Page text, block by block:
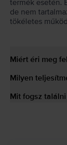
termék esetén.
de nem
tökéletes
Miért éri meg
Milyen
Mit fogsz